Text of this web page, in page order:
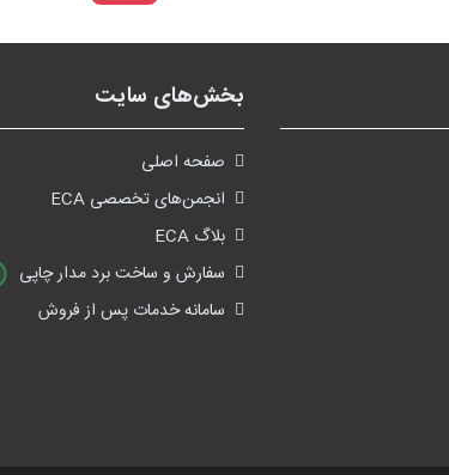
بخش‌های سایت
صفحه اصلی
انجمن‌های تخصصی ECA
بلاگ ECA
سفارش و ساخت برد مدار چاپی
سامانه خدمات پس از فروش